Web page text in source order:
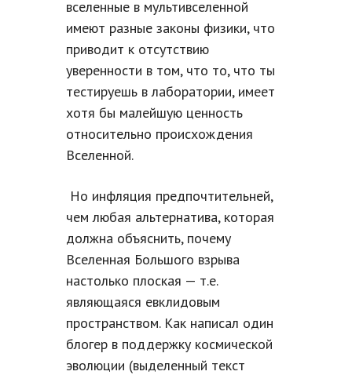
вселенные в мультивселенной
имеют разные законы физики, что
приводит к отсутствию
уверенности в том, что то, что ты
тестируешь в лаборатории, имеет
хотя бы малейшую ценность
относительно происхождения
Вселенной.
Но инфляция предпочтительней,
чем любая альтернатива, которая
должна объяснить, почему
Вселенная Большого взрыва
настолько плоская — т.е.
являющаяся евклидовым
пространством. Как написал один
блогер в поддержку космической
эволюции (выделенный текст